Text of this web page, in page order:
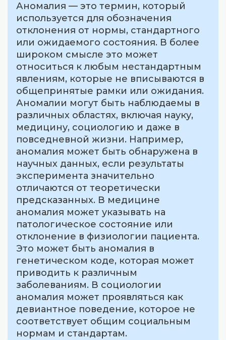
Аномалия — это термин, который
используется для обозначения
отклонения от нормы, стандартного
или ожидаемого состояния. В более
широком смысле это может
относиться к любым нестандартным
явлениям, которые не вписываются в
общепринятые рамки или ожидания.
Аномалии могут быть наблюдаемы в
различных областях, включая науку,
медицину, социологию и даже в
повседневной жизни. Например,
аномалия может быть обнаружена в
научных данных, если результаты
эксперимента значительно
отличаются от теоретически
предсказанных. В медицине
аномалия может указывать на
патологическое состояние или
отклонение в физиологии пациента.
Это может быть аномалия в
генетическом коде, которая может
приводить к различным
заболеваниям. В социологии
аномалия может проявляться как
девиантное поведение, которое не
соответствует общим социальным
нормам и стандартам.